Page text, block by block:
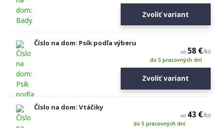
Zvoliť variant
Číslo na dom: Psík podľa výberu
od 58 €/ks
do 5 pracovných dní
Zvoliť variant
Číslo na dom: Vtáčiky
od 43 €/ks
do 5 pracovných dní